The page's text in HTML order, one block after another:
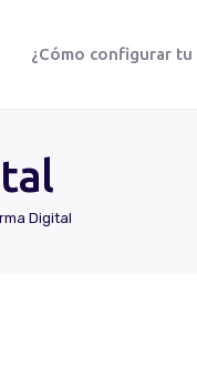
¿Cómo configurar
Digital